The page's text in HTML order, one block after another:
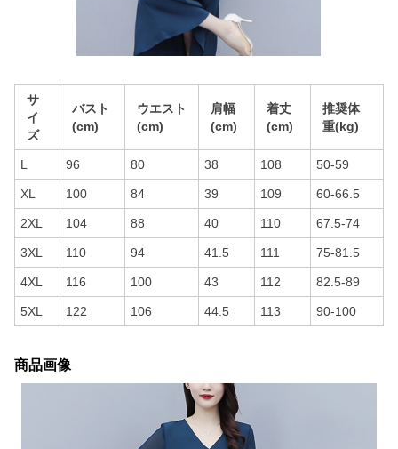
サ
イ
ズ
バスト
(cm)
ウエスト
(cm)
肩幅
(cm)
着丈
(cm)
推奨体
重(kg)
L 96 80 38 108 50-59
XL 100 84 39 109 60-66.5
2XL 104 88 40 110 67.5-74
3XL 110 94 41.5 111 75-81.5
4XL 116 100 43 112 82.5-89
5XL 122 106 44.5 113 90-100
商品画像